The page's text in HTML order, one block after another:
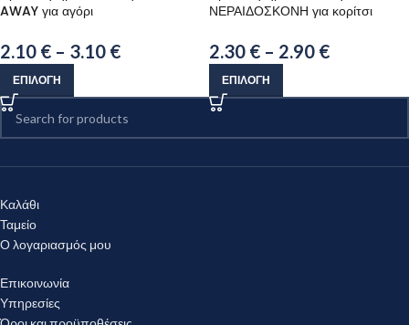
AWAY για αγόρι
2.10 € – 3.10 €
ΕΠΙΛΟΓΉ
ΝΕΡΑΙΔΟΣΚΟΝΗ για κορίτσι
2.30 € – 2.90 €
ΕΠΙΛΟΓΉ
Καλάθι
Ταμείο
Ο λογαριασμός μου
Επικοινωνία
Υπηρεσίες